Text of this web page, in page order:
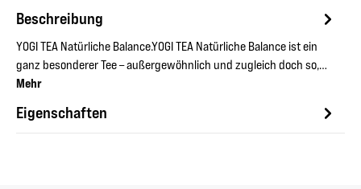
Beschreibung
YOGI TEA Natürliche Balance.YOGI TEA Natürliche Balance ist ein
ganz besonderer Tee – außergewöhnlich und zugleich doch so,…
Mehr
Eigenschaften